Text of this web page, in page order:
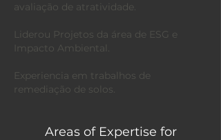
avaliação de atratividade.
Liderou Projetos da área de ESG e
Impacto Ambiental.
Experiencia em trabalhos de
remediação de solos.
Areas of Expertise for